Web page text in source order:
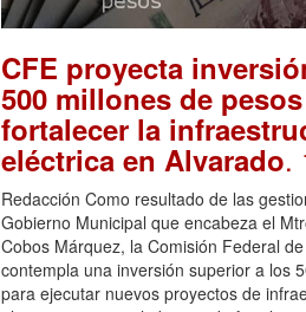
CFE proyecta
500 millones de
fortalecer la
eléctrica en Alvarado.
Redacción Como resultado de las
Gobierno Municipal que encabeza el
Cobos Márquez, la Comisión Federal
contempla una inversión superior a los
para ejecutar nuevos proyectos de